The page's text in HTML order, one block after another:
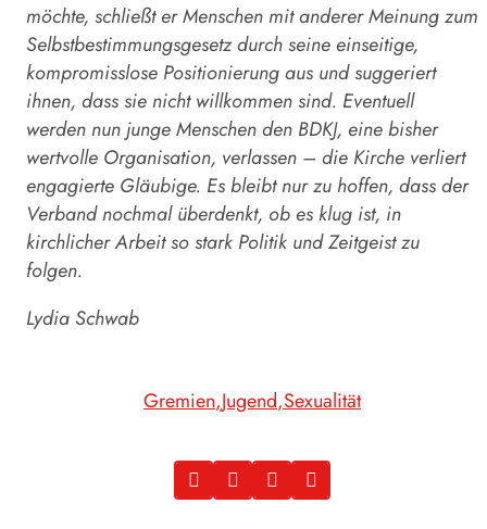
möchte, schließt er Menschen mit anderer Meinung zum
Selbstbestimmungsgesetz durch seine einseitige,
kompromisslose Positionierung aus und suggeriert
ihnen, dass sie nicht willkommen sind. Eventuell
werden nun junge Menschen den BDKJ, eine bisher
wertvolle Organisation, verlassen – die Kirche verliert
engagierte Gläubige. Es bleibt nur zu hoffen, dass der
Verband nochmal überdenkt, ob es klug ist, in
kirchlicher Arbeit so stark Politik und Zeitgeist zu
folgen.
Lydia Schwab
Gremien Jugend Sexualität